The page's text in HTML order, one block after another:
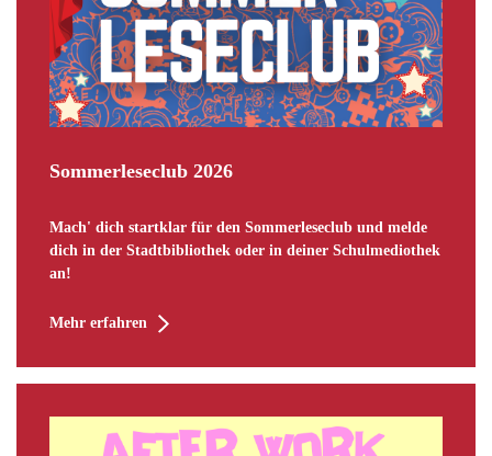
Sommerleseclub 2026
Mach' dich startklar für den Sommerleseclub und melde
dich in der Stadtbibliothek oder in deiner Schulmediothek
an!
Mehr erfahren